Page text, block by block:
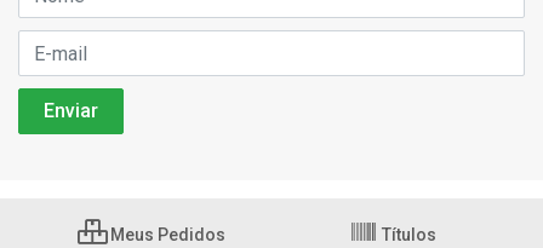
Meus Pedidos Títulos